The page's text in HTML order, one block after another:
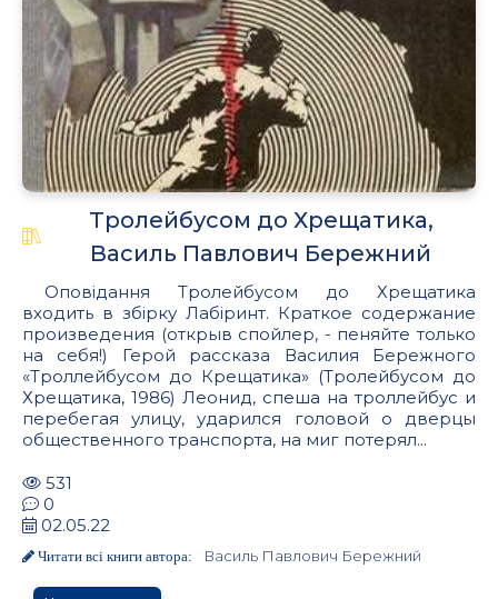
Тролейбусом до Хрещатика,
Василь Павлович Бережний
Оповідання Тролейбусом до Хрещатика
входить в збірку Лабіринт. Краткое содержание
произведения (открыв спойлер, - пеняйте только
на себя!) Герой рассказа Василия Бережного
«Троллейбусом до Крещатика» (Тролейбусом до
Хрещатика, 1986) Леонид, спеша на троллейбус и
перебегая улицу, ударился головой о дверцы
общественного транспорта, на миг потерял...
531
0
02.05.22
Читати всі книги автора: Василь Павлович Бережний